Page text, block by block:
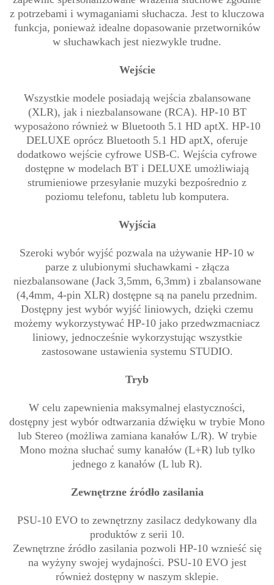
z potrzebami i wymaganiami słuchacza. Jest to kluczowa
funkcja, ponieważ idealne dopasowanie przetworników
w słuchawkach jest niezwykle trudne.
Wejście
Wszystkie modele posiadają wejścia zbalansowane
(XLR), jak i niezbalansowane (RCA). HP-10 BT
wyposażono również w Bluetooth 5.1 HD aptX. HP-10
DELUXE oprócz Bluetooth 5.1 HD aptX, oferuje
dodatkowo wejście cyfrowe USB-C. Wejścia cyfrowe
dostępne w modelach BT i DELUXE umożliwiają
strumieniowe przesyłanie muzyki bezpośrednio z
poziomu telefonu, tabletu lub komputera.
Wyjścia
Szeroki wybór wyjść pozwala na używanie HP-10 w
parze z ulubionymi słuchawkami - złącza
niezbalansowane (Jack 3,5mm, 6,3mm) i zbalansowane
(4,4mm, 4-pin XLR) dostępne są na panelu przednim.
Dostępny jest wybór wyjść liniowych, dzięki czemu
możemy wykorzystywać HP-10 jako przedwzmacniacz
liniowy, jednocześnie wykorzystując wszystkie
zastosowane ustawienia systemu STUDIO.
Tryb
W celu zapewnienia maksymalnej elastyczności,
dostępny jest wybór odtwarzania dźwięku w trybie Mono
lub Stereo (możliwa zamiana kanałów L/R). W trybie
Mono można słuchać sumy kanałów (L+R) lub tylko
jednego z kanałów (L lub R).
Zewnętrzne źródło zasilania
PSU-10 EVO to zewnętrzny zasilacz dedykowany dla
produktów z serii 10.
Zewnętrzne źródło zasilania pozwoli HP-10 wznieść się
na wyżyny swojej wydajności. PSU-10 EVO jest
również dostępny w naszym sklepie.